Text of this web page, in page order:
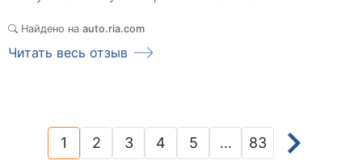
Найдено на auto.ria.com
Читать весь отзыв
1(current)
2 3 4 5 ... 83